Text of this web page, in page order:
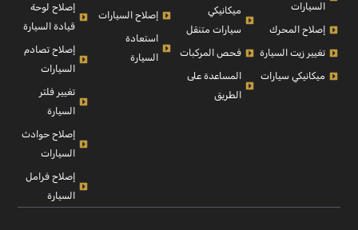
السيارات
إصلاح المحرك
تغيير زيت السيارة
ميكانيكي سيارات
ميكانيكي
سيارات متنقل
فحص المركبات
المساعدة على
الطريق
إصلاح السيارات
استعادة
السيارة
إصلاح لوحة
قيادة السيارة
إصلاح تصادم
السيارات
تغيير فلتر
السيارة
إصلاح حوادث
السيارات
إصلاح فرامل
السيارة